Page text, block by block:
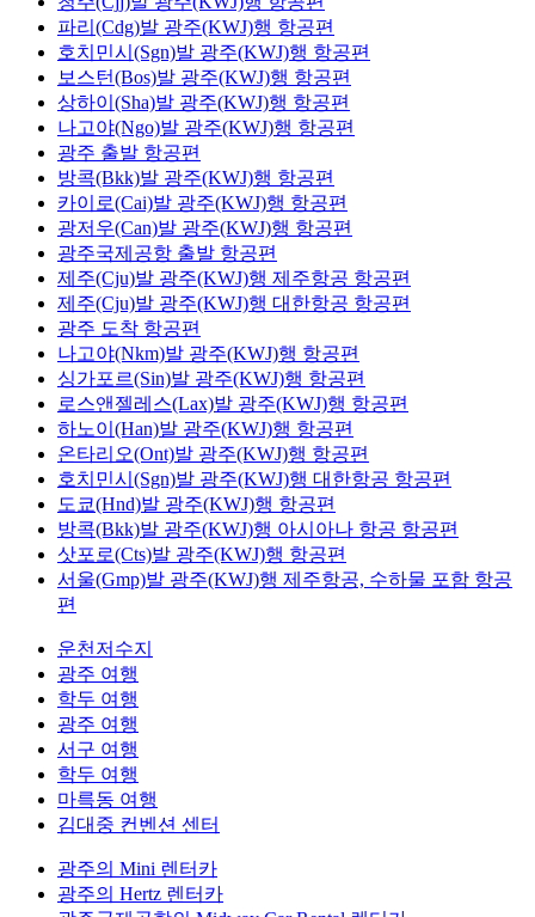
파리(Cdg)발 광주(KWJ)행 항공편
호치민시(Sgn)발 광주(KWJ)행 항공편
보스턴(Bos)발 광주(KWJ)행 항공편
상하이(Sha)발 광주(KWJ)행 항공편
나고야(Ngo)발 광주(KWJ)행 항공편
광주 출발 항공편
방콕(Bkk)발 광주(KWJ)행 항공편
카이로(Cai)발 광주(KWJ)행 항공편
광저우(Can)발 광주(KWJ)행 항공편
광주국제공항 출발 항공편
제주(Cju)발 광주(KWJ)행 제주항공 항공편
제주(Cju)발 광주(KWJ)행 대한항공 항공편
광주 도착 항공편
나고야(Nkm)발 광주(KWJ)행 항공편
싱가포르(Sin)발 광주(KWJ)행 항공편
로스앤젤레스(Lax)발 광주(KWJ)행 항공편
하노이(Han)발 광주(KWJ)행 항공편
온타리오(Ont)발 광주(KWJ)행 항공편
호치민시(Sgn)발 광주(KWJ)행 대한항공 항공편
도쿄(Hnd)발 광주(KWJ)행 항공편
방콕(Bkk)발 광주(KWJ)행 아시아나 항공 항공편
삿포로(Cts)발 광주(KWJ)행 항공편
서울(Gmp)발 광주(KWJ)행 제주항공, 수하물 포함 항공
편
운천저수지
광주 여행
학두 여행
광주 여행
서구 여행
학두 여행
마륵동 여행
김대중 컨벤션 센터
광주의 Mini 렌터카
광주의 Hertz 렌터카